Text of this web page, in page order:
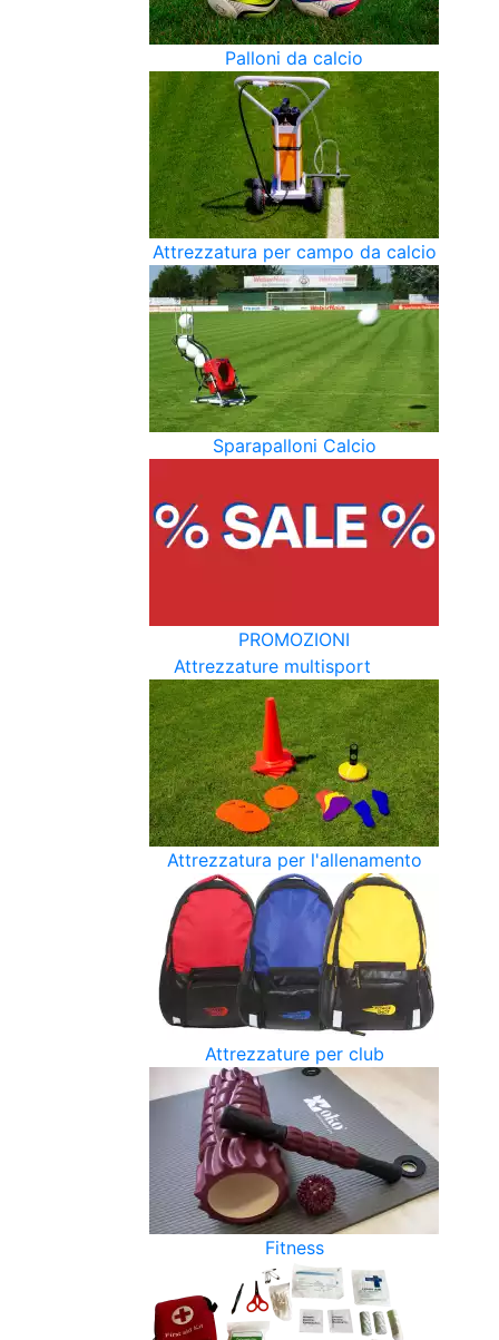
Palloni da calcio
Attrezzatura per campo da calcio
Sparapalloni Calcio
PROMOZIONI
Attrezzature multisport
Attrezzatura per l'allenamento
Attrezzature per club
Fitness